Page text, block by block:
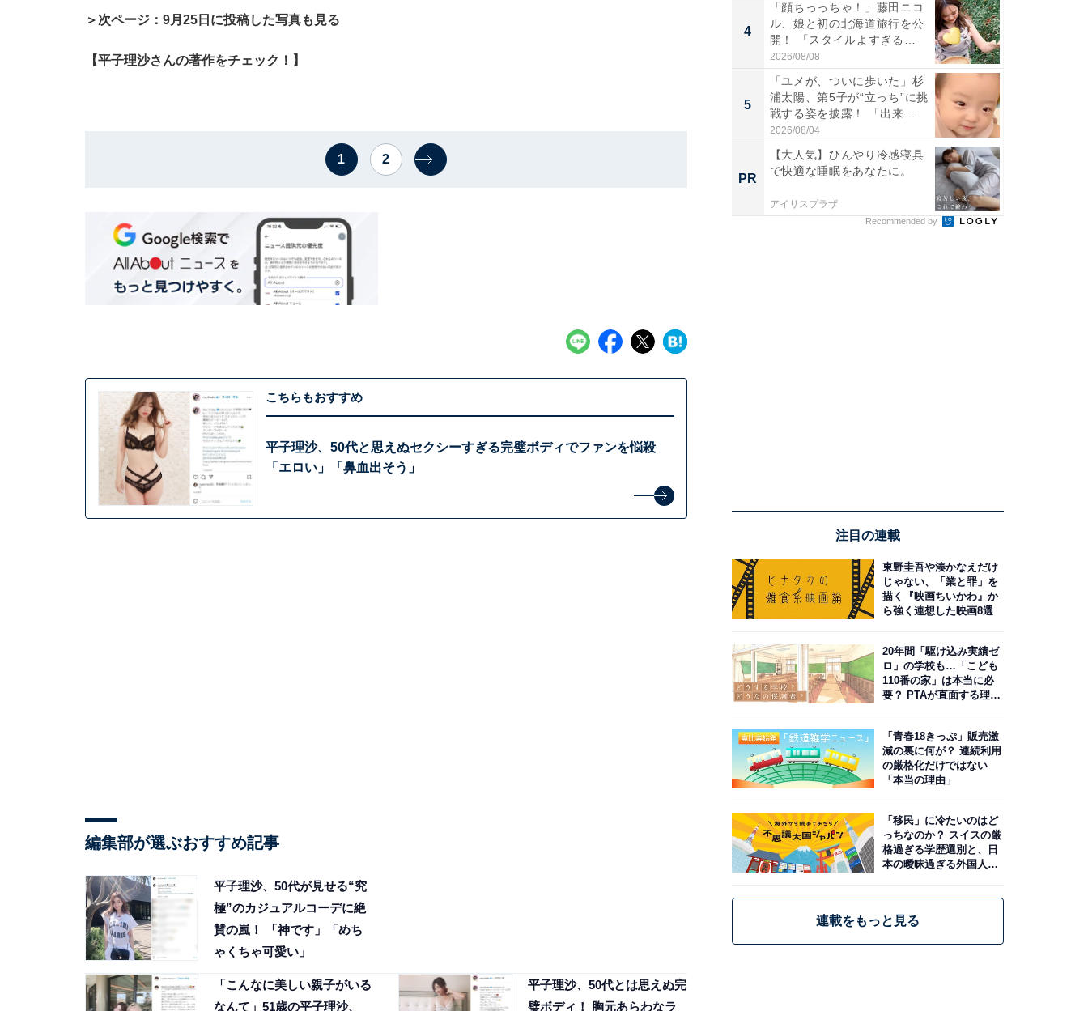
＞次ページ：9月25日に投稿した写真も見る
【平子理沙さんの著作をチェック！】
1 2
こちらもおすすめ
平子理沙、50代と思えぬセクシーすぎる完璧ボディでファンを悩殺
「エロい」「鼻血出そう」
編集部が選ぶおすすめ記事
平子理沙、50代が見せる“究
極”のカジュアルコーデに絶
賛の嵐！ 「神です」「めち
ゃくちゃ可愛い」
「こんなに美しい親子がいる
なんて」51歳の平子理沙、
平子理沙、50代とは思えぬ完
璧ボディ！ 胸元あらわなラ
4
「顔ちっっちゃ！」藤田ニコ
ル、娘と初の北海道旅行を公
開！ 「スタイルよすぎる
よ〜...
2026/08/08
5
「ユメが、ついに歩いた」杉
浦太陽、第5子が“立っち”に挑
戦する姿を披露！ 「出来...
2026/08/04
PR
【大人気】ひんやり冷感寝具
で快適な睡眠をあなたに。
アイリスプラザ
Recommended by
注目の連載
東野圭吾や湊かなえだけ
じゃない、「業と罪」を
描く『映画ちいかわ』か
ら強く連想した映画8選
20年間「駆け込み実績ゼ
ロ」の学校も…「こども
110番の家」は本当に必
要？ PTAが直面する理想
「青春18きっぷ」販売激
減の裏に何が？ 連続利用
の厳格化だけではない
「本当の理由」
「移民」に冷たいのはど
っちなのか？ スイスの厳
格過ぎる学歴選別と、日
本の曖昧過ぎる外国人政
連載をもっと見る